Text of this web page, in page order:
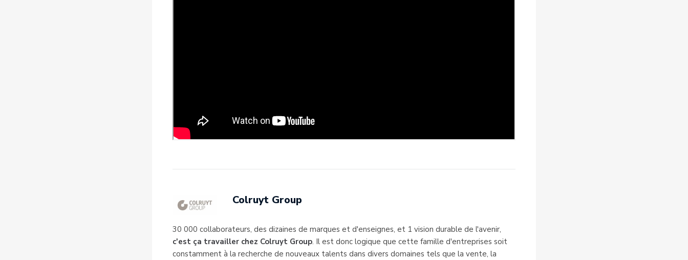
Colruyt Group
30 000 collaborateurs, des dizaines de marques et d'enseignes, et 1 vision durable de l'avenir,
c'est ça travailler chez Colruyt Group. Il est donc logique que cette famille d'entreprises soit
constamment à la recherche de nouveaux talents dans divers domaines tels que la vente, la